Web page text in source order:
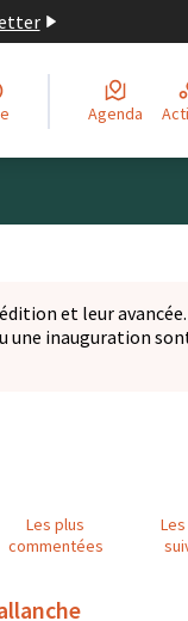
Agenda
et leur
une inauguration
Les plus
commentées